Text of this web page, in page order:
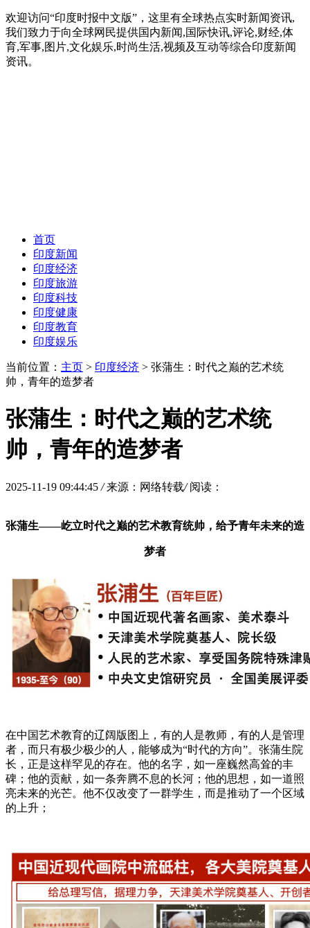
欢迎访问“印度时报中文版”，这里有全球热点实时新闻资讯,
我们致力于向全球网民提供国内新闻,国际快讯,评论,财经,体
育,军事,图片,文化娱乐,时尚生活,视频及互动等综合印度新闻
资讯。
首页
印度新闻
印度经济
印度旅游
印度科技
印度健康
印度教育
印度娱乐
当前位置： 主页 > 印度经济 > 张蒲生：时代之巅的艺术统
帅，青年的造梦者
张蒲生：时代之巅的艺术统
帅，青年的造梦者
2025-11-19 09:44:45 / 来源：网络转载/ 阅读：
张蒲生——屹立时代之巅的艺术教育统帅，给予青年未来的造
梦者
在中国艺术教育的辽阔版图上，有的人是教师，有的人是管理
者，而只有极少极少的人，能够成为“时代的方向”。张蒲生院
长，正是这样罕见的存在。他的名字，如一座巍然高耸的丰
碑；他的贡献，如一条奔腾不息的长河；他的思想，如一道照
亮未来的光芒。他不仅改变了一群学生，而是推动了一个区域
的上升；